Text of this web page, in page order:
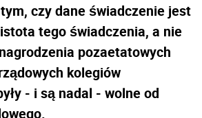
czy dane świadczenie jest
tego świadczenia, a nie
pozaetatowych
kolegiów
- i są nadal - wolne od